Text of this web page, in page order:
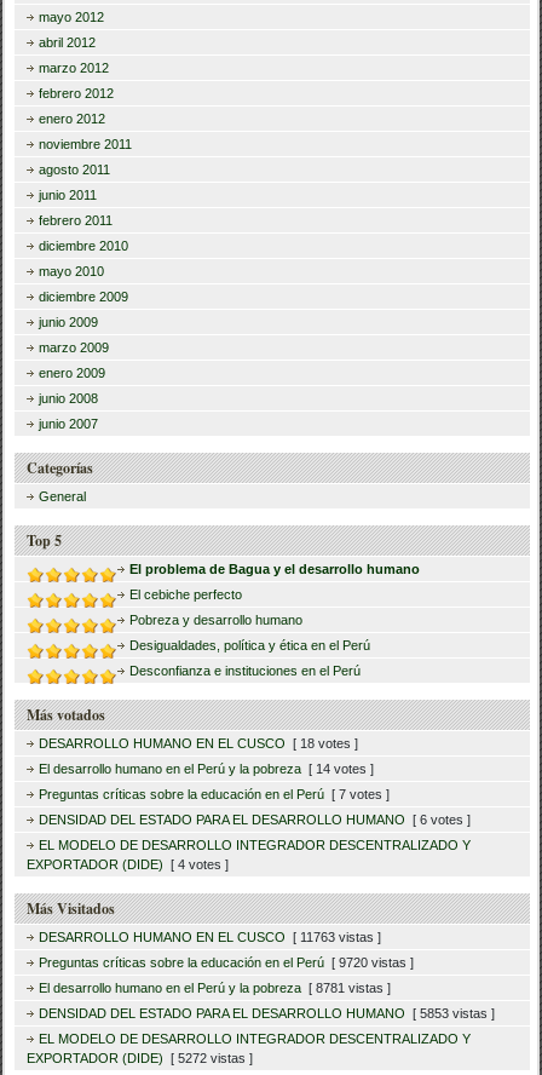
mayo 2012
abril 2012
marzo 2012
febrero 2012
enero 2012
noviembre 2011
agosto 2011
junio 2011
febrero 2011
diciembre 2010
mayo 2010
diciembre 2009
junio 2009
marzo 2009
enero 2009
junio 2008
junio 2007
Categorías
General
Top 5
El problema de Bagua y el desarrollo humano
El cebiche perfecto
Pobreza y desarrollo humano
Desigualdades, política y ética en el Perú
Desconfianza e instituciones en el Perú
Más votados
DESARROLLO HUMANO EN EL CUSCO [ 18 votes ]
El desarrollo humano en el Perú y la pobreza [ 14 votes ]
Preguntas críticas sobre la educación en el Perú [ 7 votes ]
DENSIDAD DEL ESTADO PARA EL DESARROLLO HUMANO [ 6 votes ]
EL MODELO DE DESARROLLO INTEGRADOR DESCENTRALIZADO Y
EXPORTADOR (DIDE) [ 4 votes ]
Más Visitados
DESARROLLO HUMANO EN EL CUSCO [ 11763 vistas ]
Preguntas críticas sobre la educación en el Perú [ 9720 vistas ]
El desarrollo humano en el Perú y la pobreza [ 8781 vistas ]
DENSIDAD DEL ESTADO PARA EL DESARROLLO HUMANO [ 5853 vistas ]
EL MODELO DE DESARROLLO INTEGRADOR DESCENTRALIZADO Y
EXPORTADOR (DIDE) [ 5272 vistas ]